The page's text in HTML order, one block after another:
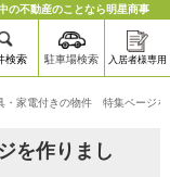
の不動産のことなら明星商事
検索 駐車場検索 入居者様専用
・家電付きの物件 特集ページを
を作りまし